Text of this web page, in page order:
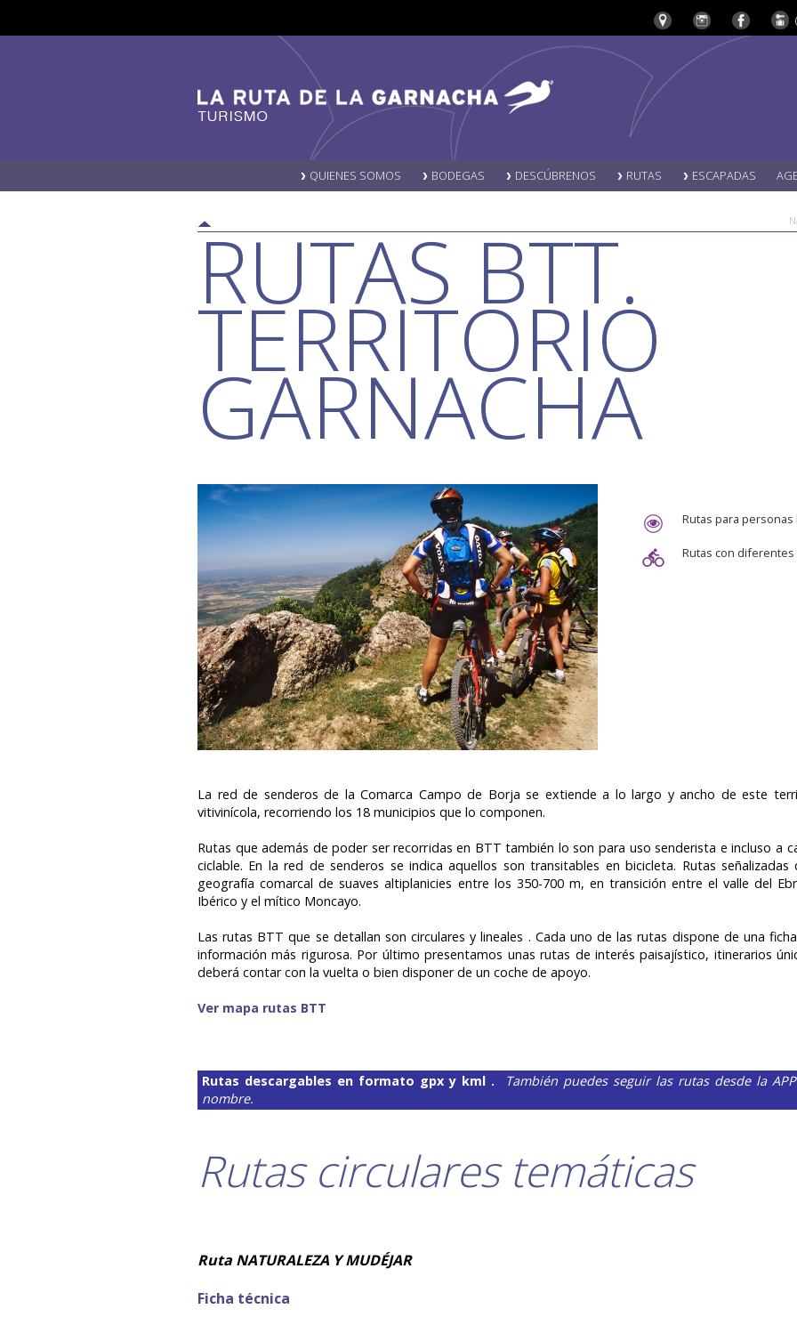
QUIENES SOMOS BODEGAS DESCÚBRENOS RUTAS ESCAPADAS
RUTAS BTT.
TERRITORIO
GARNACHA
Rutas para personas
Rutas con
La red de senderos de la Comarca Campo de Borja se extiende a lo largo y ancho de este
vitivinícola, recorriendo los 18 municipios que lo componen.
Rutas que además de poder ser recorridas en BTT también lo son para uso senderista e incluso a
ciclable. En la red de senderos se indica aquellos son transitables en bicicleta. Rutas
geografía comarcal de suaves altiplanicies entre los 350-700 m, en transición entre el valle del
Ibérico y el mítico Moncayo.
Las rutas BTT que se detallan son circulares y lineales . Cada uno de las rutas dispone de una
información más rigurosa. Por último presentamos unas rutas de interés paisajístico, itinerarios
deberá contar con la vuelta o bien disponer de un coche de apoyo.
Ver mapa rutas BTT
Rutas descargables en formato gpx y kml .
También puedes seguir las rutas desde la
nombre.
Rutas circulares temáticas
Ruta NATURALEZA Y MUDÉJAR
Ficha técnica